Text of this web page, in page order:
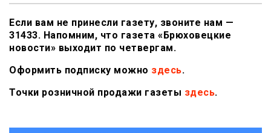
Если вам не принесли газету, звоните нам —
31433. Напомним, что газета «Брюховецкие
новости» выходит по четвергам.
Оформить подписку можно здесь.
Точки розничной продажи газеты здесь.